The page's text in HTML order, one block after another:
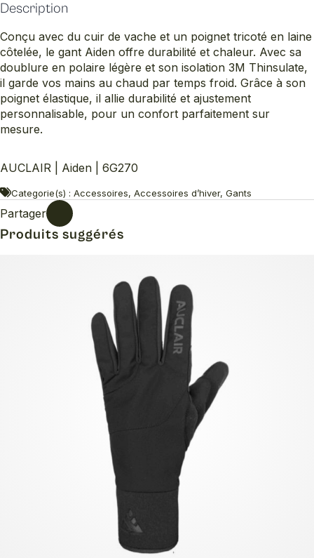
Description
Conçu avec du cuir de vache et un poignet tricoté en laine
côtelée, le gant Aiden offre durabilité et chaleur. Avec sa
doublure en polaire légère et son isolation 3M Thinsulate,
il garde vos mains au chaud par temps froid. Grâce à son
poignet élastique, il allie durabilité et ajustement
personnalisable, pour un confort parfaitement sur
mesure.
AUCLAIR | Aiden | 6G270
Categorie(s) : Accessoires, Accessoires d’hiver, Gants
Partager
Produits suggérés